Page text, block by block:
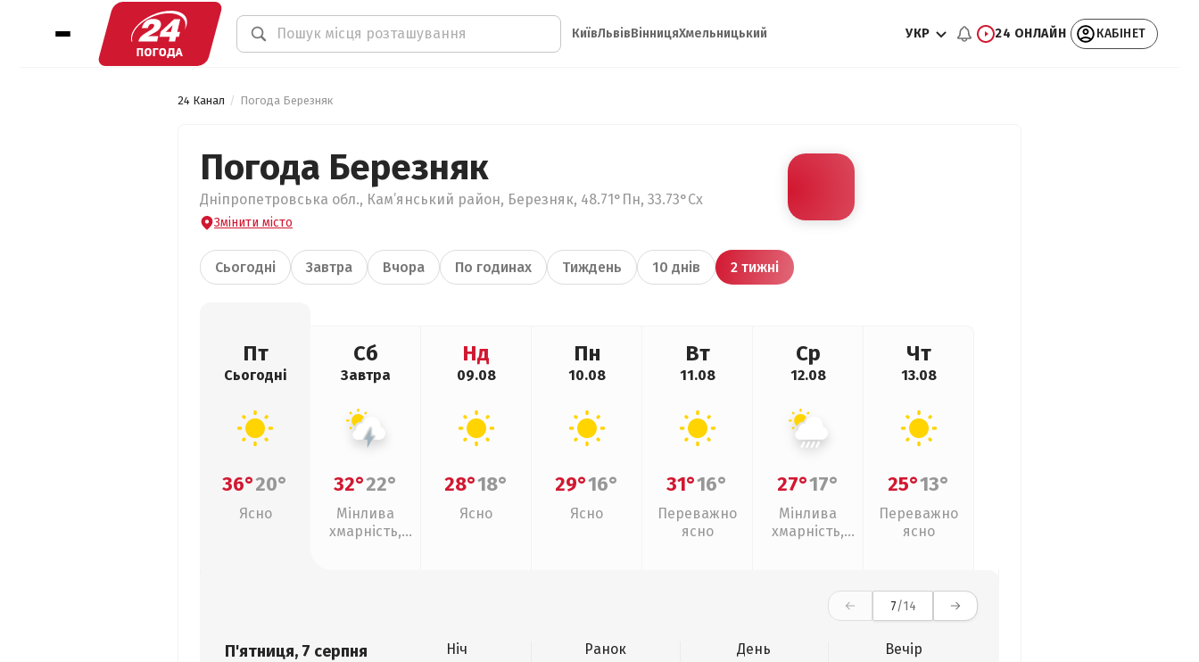
КиївЛьвівВінницяХмельницький УКР 24 ОНЛАЙН КАБІНЕТ
24 Канал Погода Березняк
Погода Березняк
Дніпропетровська обл., Кам’янський район, Березняк, 48.71°Пн, 33.73°Сх
Змінити місто
Сьогодні Завтра Вчора По годинах Тиждень 10 днів 2 тижні
Пт
Сьогодні
36°20°
Ясно
Сб
Завтра
32°22°
Мінлива
хмарність,
Нд
09.08
28°18°
Ясно
Пн
10.08
29°16°
Ясно
Вт
11.08
31°16°
Переважно
ясно
Ср
12.08
27°17°
Мінлива
хмарність,
Чт
13.08
25°13°
Переважно
ясно
7/14
П'ятниця, 7 серпня Ніч Ранок День
Вечір